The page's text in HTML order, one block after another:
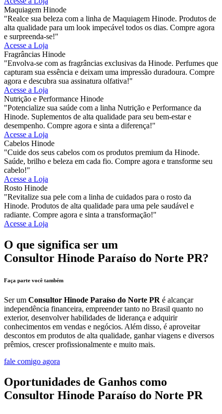
Maquiagem Hinode
"Realce sua beleza com a linha de Maquiagem Hinode. Produtos de
alta qualidade para um look impecável todos os dias. Compre agora
e surpreenda-se!"
Acesse a Loja
Fragrâncias Hinode
"Envolva-se com as fragrâncias exclusivas da Hinode. Perfumes que
capturam sua essência e deixam uma impressão duradoura. Compre
agora e descubra sua assinatura olfativa!"
Acesse a Loja
Nutrição e Performance Hinode
"Potencialize sua saúde com a linha Nutrição e Performance da
Hinode. Suplementos de alta qualidade para seu bem-estar e
desempenho. Compre agora e sinta a diferença!"
Acesse a Loja
Cabelos Hinode
"Cuide dos seus cabelos com os produtos premium da Hinode.
Saúde, brilho e beleza em cada fio. Compre agora e transforme seu
cabelo!"
Acesse a Loja
Rosto Hinode
"Revitalize sua pele com a linha de cuidados para o rosto da
Hinode. Produtos de alta qualidade para uma pele saudável e
radiante. Compre agora e sinta a transformação!"
Acesse a Loja
O que significa ser um
Consultor Hinode Paraíso do Norte PR?
Faça parte você também
Ser um Consultor Hinode Paraíso do Norte PR é alcançar
independência financeira, empreender tanto no Brasil quanto no
exterior, desenvolver habilidades de liderança e adquirir
conhecimentos em vendas e negócios. Além disso, é aproveitar
descontos em produtos de alta qualidade, ganhar viagens e diversos
prêmios, crescer profissionalmente e muito mais.
fale comigo agora
Oportunidades de Ganhos como
Consultor Hinode Paraíso do Norte PR